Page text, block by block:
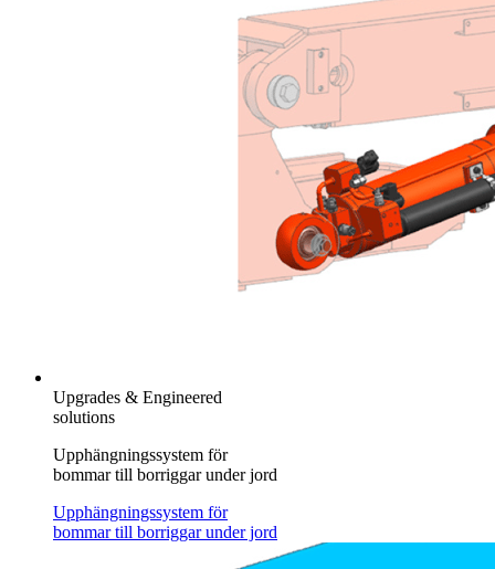
Upgrades & Engineered
solutions
Upphängningssystem för
bommar till borriggar under jord
Upphängningssystem för
bommar till borriggar under jord